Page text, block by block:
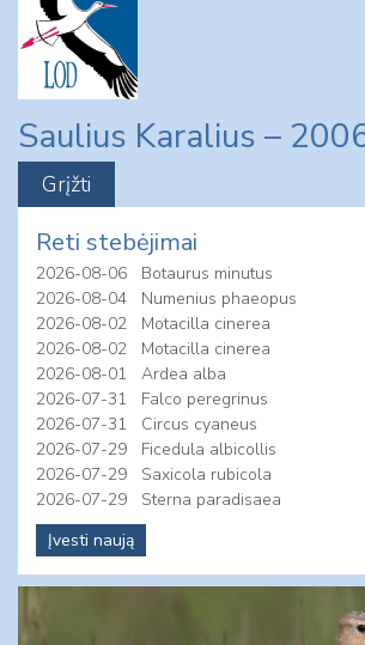
content
Saulius Karalius –
Reti stebėjimai
2026-08-06
Botaurus minutus
2026-08-04
Numenius phaeopus
2026-08-02
Motacilla cinerea
2026-08-02
Motacilla cinerea
2026-08-01
Ardea alba
2026-07-31
Falco peregrinus
2026-07-31
Circus cyaneus
2026-07-29
Ficedula albicollis
2026-07-29
Saxicola rubicola
2026-07-29
Sterna paradisaea
Įvesti naują